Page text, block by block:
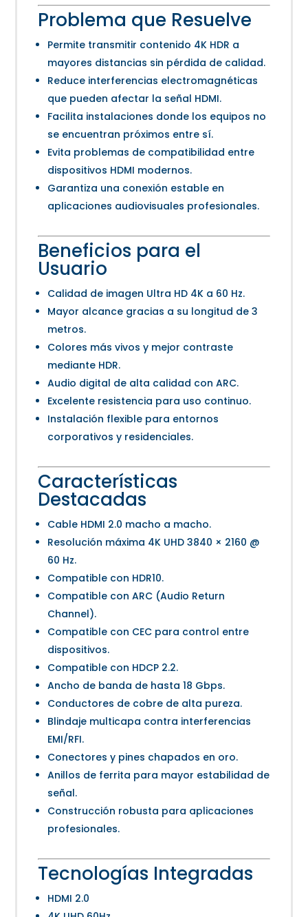
Problema que Resuelve
Permite transmitir contenido 4K HDR a
mayores distancias sin pérdida de calidad.
Reduce interferencias electromagnéticas
que pueden afectar la señal HDMI.
Facilita instalaciones donde los equipos no
se encuentran próximos entre sí.
Evita problemas de compatibilidad entre
dispositivos HDMI modernos.
Garantiza una conexión estable en
aplicaciones audiovisuales profesionales.
Beneficios para el
Usuario
Calidad de imagen Ultra HD 4K a 60 Hz.
Mayor alcance gracias a su longitud de 3
metros.
Colores más vivos y mejor contraste
mediante HDR.
Audio digital de alta calidad con ARC.
Excelente resistencia para uso continuo.
Instalación flexible para entornos
corporativos y residenciales.
Características
Destacadas
Cable HDMI 2.0 macho a macho.
Resolución máxima 4K UHD 3840 × 2160 @
60 Hz.
Compatible con HDR10.
Compatible con ARC (Audio Return
Channel).
Compatible con CEC para control entre
dispositivos.
Compatible con HDCP 2.2.
Ancho de banda de hasta 18 Gbps.
Conductores de cobre de alta pureza.
Blindaje multicapa contra interferencias
EMI/RFI.
Conectores y pines chapados en oro.
Anillos de ferrita para mayor estabilidad de
señal.
Construcción robusta para aplicaciones
profesionales.
Tecnologías Integradas
HDMI 2.0